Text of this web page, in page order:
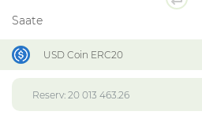
Saate
USD Coin ERC20